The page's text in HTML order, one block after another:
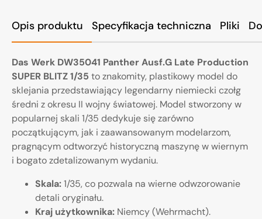
Opis produktu Specyfikacja techniczna Pliki
Das Werk DW35041 Panther Ausf.G Late Production
SUPER BLITZ 1/35 to znakomity, plastikowy model do
sklejania przedstawiający legendarny niemiecki czołg
średni z okresu II wojny światowej. Model stworzony w
popularnej skali 1/35 dedykuje się zarówno
początkującym, jak i zaawansowanym modelarzom,
pragnącym odtworzyć historyczną maszynę w wiernym
i bogato zdetalizowanym wydaniu.
Skala:1/35, co pozwala na wierne odwzorowanie
detali oryginału.
Kraj użytkownika: Niemcy (Wehrmacht).